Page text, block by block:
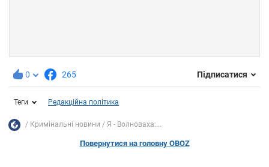
0 265 Підписатися
Теги Редакційна політика
Кримінальні новини Я - Волноваха:...
Повернутися на головну OBOZ